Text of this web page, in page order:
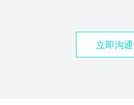
立即沟通